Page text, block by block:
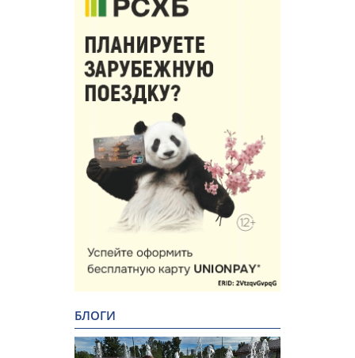
БЛОГИ